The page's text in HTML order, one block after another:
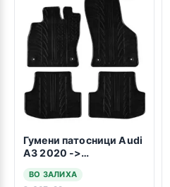
Гумени патосници Audi
A3 2020 ->
ВО ЗАЛИХА